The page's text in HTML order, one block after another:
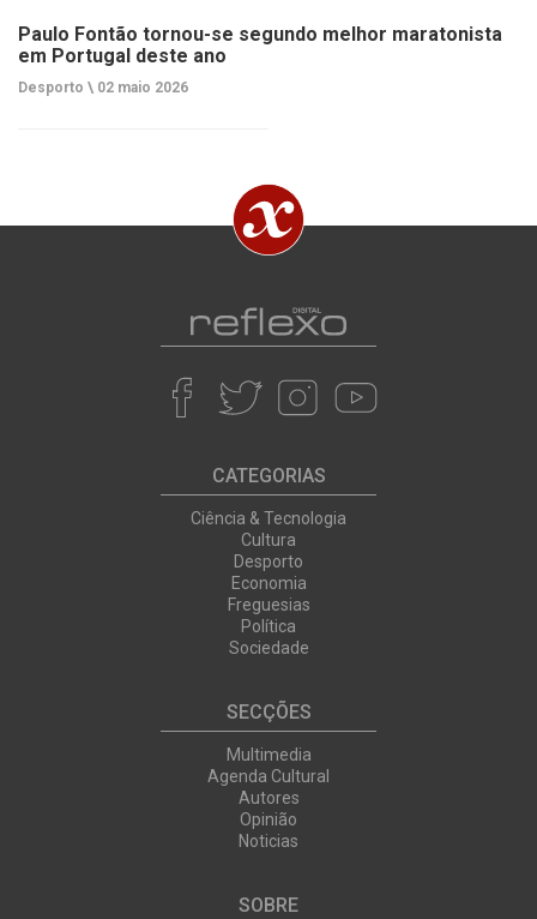
Paulo Fontão tornou-se segundo melhor maratonista
em Portugal deste ano
Desporto \ 02 maio 2026
CATEGORIAS
Ciência & Tecnologia
Cultura
Desporto
Economia
Freguesias
Política
Sociedade
SECÇÕES
Multimedia
Agenda Cultural
Autores
Opinião
Noticias
SOBRE